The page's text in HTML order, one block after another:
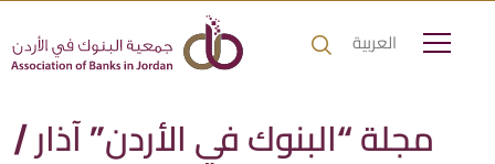
العربية
مجلة “البنوك في الأردن” آذار /